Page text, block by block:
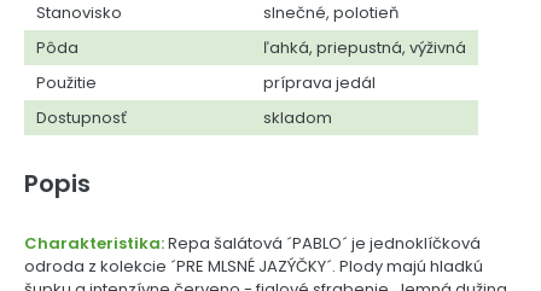
Stanovisko
slnečné, polotieň
Pôda
ľahká, priepustná, výživná
Použitie
príprava jedál
Dostupnosť
skladom
Popis
Charakteristika:Repa šalátová ´PABLO´ je jednoklíčková
odroda z kolekcie ´PRE MLSNÉ JAZÝČKY´. Plody majú hladkú